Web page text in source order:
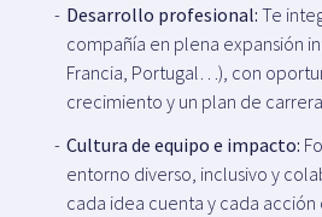
Desarrollo profesional: Te
compañía en plena expansión
Francia, Portugal…), con
crecimiento y un plan de
Cultura de equipo e impacto:
entorno diverso, inclusivo y
cada idea cuenta y cada acción